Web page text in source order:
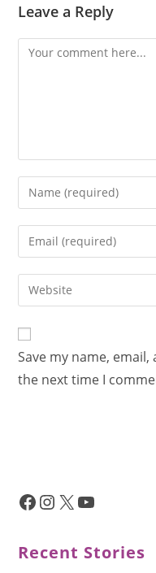
Leave a Reply
Save my name,
the next time I
Recent Stories